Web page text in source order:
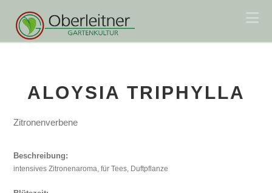
ALOYSIA TRIPHYLLA
Zitronenverbene
Beschreibung:
intensives Zitronenaroma, für Tees, Duftpflanze